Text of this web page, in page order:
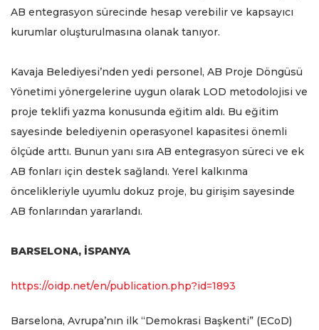
AB entegrasyon sürecinde hesap verebilir ve kapsayıcı
kurumlar oluşturulmasına olanak tanıyor.
Kavaja Belediyesi’nden yedi personel, AB Proje Döngüsü
Yönetimi yönergelerine uygun olarak LOD metodolojisi ve
proje teklifi yazma konusunda eğitim aldı. Bu eğitim
sayesinde belediyenin operasyonel kapasitesi önemli
ölçüde arttı. Bunun yanı sıra AB entegrasyon süreci ve ek
AB fonları için destek sağlandı. Yerel kalkınma
öncelikleriyle uyumlu dokuz proje, bu girişim sayesinde
AB fonlarından yararlandı.
BARSELONA, İSPANYA
https://oidp.net/en/publication.php?id=1893
Barselona, Avrupa’nın ilk “Demokrasi Başkenti” (ECoD)